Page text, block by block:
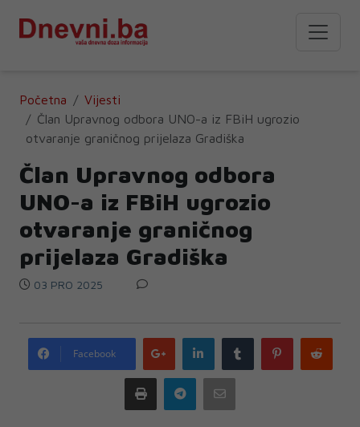
Početna
Vijesti
Član Upravnog odbora UNO-a iz FBiH ugrozio
otvaranje graničnog prijelaza Gradiška
Član Upravnog odbora
UNO-a iz FBiH ugrozio
otvaranje graničnog
prijelaza Gradiška
03 PRO 2025
Facebook
Google
plus
LinkedIn Tumblr Pinterest
Print Telegram